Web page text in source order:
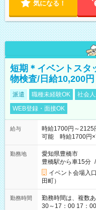
気になる！
短期＊イベントスタ
物検査/日給10,200円
派遣 職種未経験OK 社会
WEB登録・面接OK
給与
時給1700円～2125
可能 時給1700円
勤務地
愛知県豊橋市
豊橋駅から車15分 /
イベント会場入
田町）
勤務時間
勤務時間は、複数
30～17：00 17：